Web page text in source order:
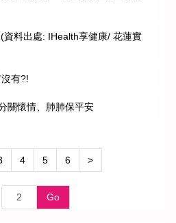
資料出處: IHealth享健康/ 花蓮實
有?!
關懷情、肺肺保平安
4 5 6 >
Go